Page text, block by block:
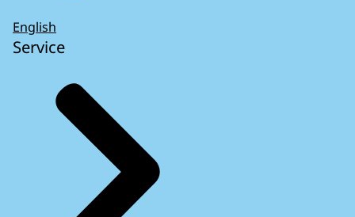
English
Service